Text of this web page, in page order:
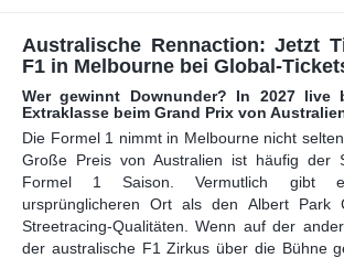
Australische Rennaction: Jetzt
F1 in Melbourne bei Global-
Wer gewinnt Downunder? In 2027 live
Extraklasse beim Grand Prix von
Die Formel 1 nimmt in Melbourne nicht
Große Preis von Australien ist häufig der
Formel 1 Saison. Vermutlich gibt
ursprünglicheren Ort als den Albert Park
Streetracing-Qualitäten. Wenn auf der
der australische F1 Zirkus über die Bühne